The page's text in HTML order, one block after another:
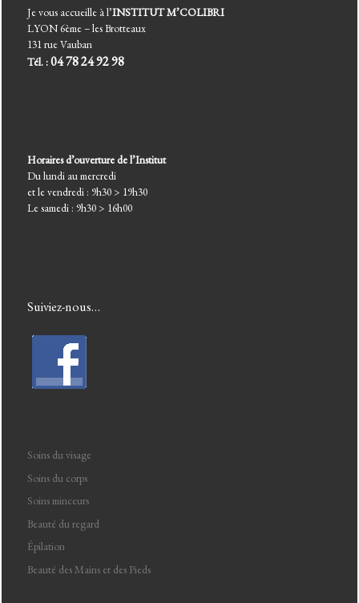
Je vous accueille à l’INSTITUT M’COLIBRI
LYON 6ème – les Brotteaux
131 rue Vauban
Tél. :04 78 24 92 98
Horaires d’ouverture de l’Institut
Du lundi au mercredi
et le vendredi : 9h30 > 19h30
Le samedi : 9h30 > 16h00
Suiviez-nous…
Soins du visage
Soins du corps
Soins minceurs
Beauté du regard
Épilation
Beauté des Mains et des Pieds